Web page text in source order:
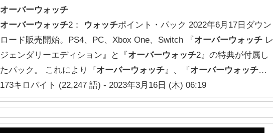
オーバーウォッチ
オーバーウォッチ2： ウォッチポイント・パック 2022年6月17日ダウン
ロード販売開始。PS4、PC、Xbox One、Switch 『オーバーウォッチ レ
ジェンダリーエディション』と『オーバーウォッチ2』の特典が付属し
たパック。 これにより『オーバーウォッチ 』、『オーバーウォッチ…
173キロバイト (22,247 語) - 2023年3月16日 (木) 06:19